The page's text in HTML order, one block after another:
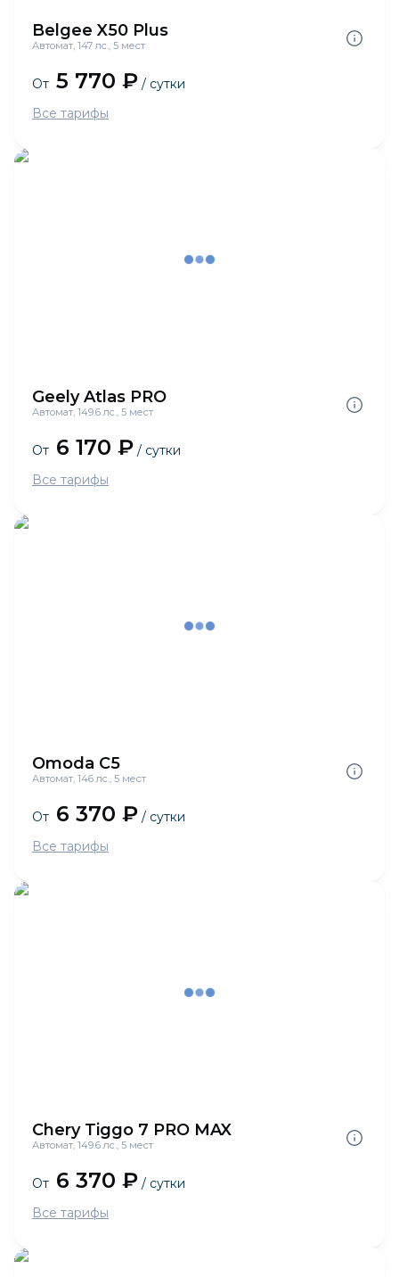
Belgee X50 Plus
Автомат, 147 лс., 5 мест
От 5 770 ₽ / сутки
Все тарифы
Geely Atlas PRO
Автомат, 149.6 лс., 5 мест
От 6 170 ₽ / сутки
Все тарифы
Omoda C5
Автомат, 146 лс., 5 мест
От 6 370 ₽ / сутки
Все тарифы
Chery Tiggo 7 PRO MAX
Автомат, 149.6 лс., 5 мест
От 6 370 ₽ / сутки
Все тарифы